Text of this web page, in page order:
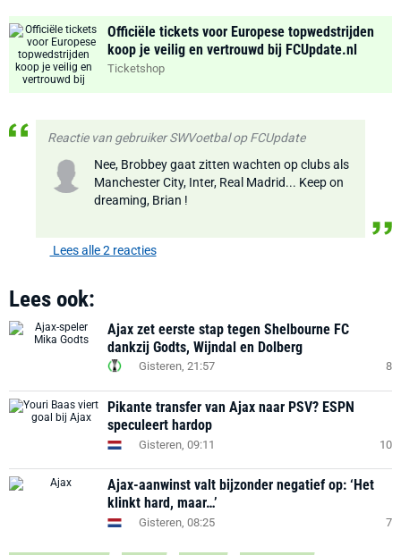
Officiële tickets voor Europese topwedstrijden
koop je veilig en vertrouwd bij FCUpdate.nl
Ticketshop
Reactie van gebruiker SWVoetbal op FCUpdate
Nee, Brobbey gaat zitten wachten op clubs als
Manchester City, Inter, Real Madrid... Keep on
dreaming, Brian !
Lees alle 2 reacties
Lees ook:
Ajax zet eerste stap tegen Shelbourne FC
dankzij Godts, Wijndal en Dolberg
Gisteren, 21:57 8
Pikante transfer van Ajax naar PSV? ESPN
speculeert hardop
Gisteren, 09:11 10
Ajax-aanwinst valt bijzonder negatief op: ‘Het
klinkt hard, maar…’
Gisteren, 08:25 7